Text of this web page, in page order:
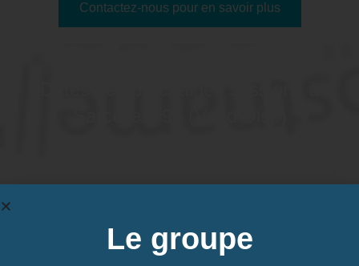
Contactez-nous pour en savoir plus
Contactez-nous pour demander votre inscription
Le groupe